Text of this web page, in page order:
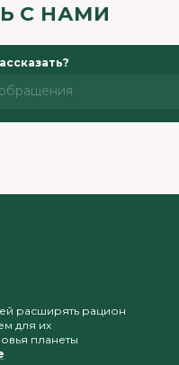
С НАМИ
расширять рацион
для их
планеты